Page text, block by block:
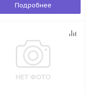
Подробнее